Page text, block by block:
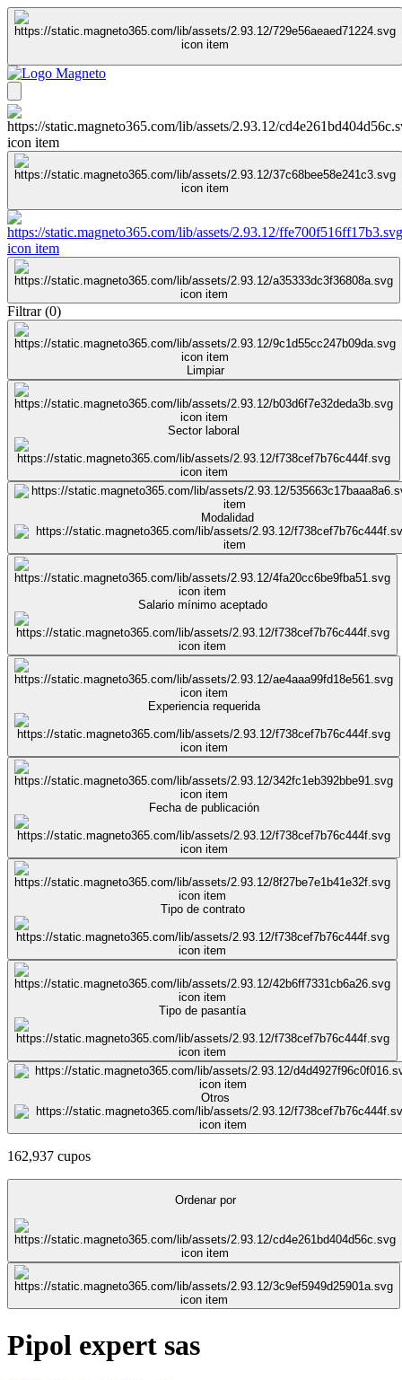
Filtrar(0)
Limpiar
Sector laboral
Modalidad
Salario mínimo aceptado
Experiencia requerida
Fecha de publicación
Tipo de contrato
Tipo de pasantía
Otros
162,937 cupos
Ordenar por
Pipol expert sas